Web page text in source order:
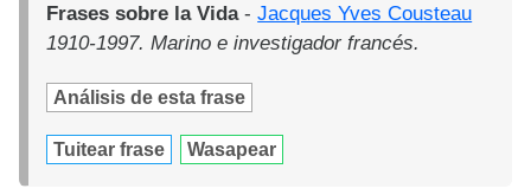
Frases sobre la Vida-Jacques Yves Cousteau
1910-1997. Marino e investigador francés.
Análisis de esta frase
Tuitear frase Wasapear